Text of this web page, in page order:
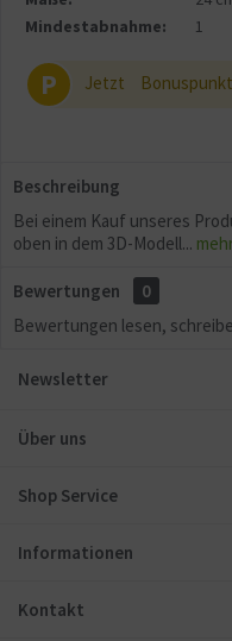
Mindestabnahme:
1
P Jetzt
Beschreibung
Bei einem Kauf unseres
oben in dem 3D-Modell...
Bewertungen
0
Bewertungen lesen,
Newsletter
Über uns
Shop Service
Informationen
Kontakt